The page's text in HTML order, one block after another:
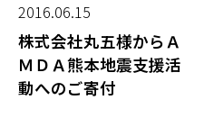
2016.06.15
株式会社丸五様からＡ
ＭＤＡ熊本地震支援活
動へのご寄付